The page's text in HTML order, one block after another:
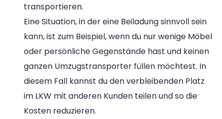
transportieren.
Eine Situation, in der eine Beiladung sinnvoll sein
kann, ist zum Beispiel, wenn du nur wenige Möbel
oder persönliche Gegenstände hast und keinen
ganzen Umzugstransporter füllen möchtest. In
diesem Fall kannst du den verbleibenden Platz
im LKW mit anderen Kunden teilen und so die
Kosten reduzieren.